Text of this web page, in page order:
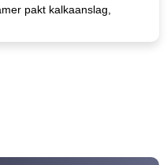
pakt kalkaanslag,